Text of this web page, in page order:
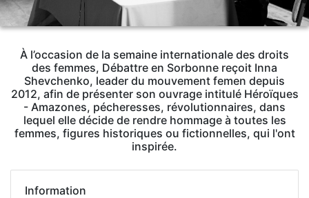
À l’occasion de la semaine internationale des droits
des femmes, Débattre en Sorbonne reçoit Inna
Shevchenko, leader du mouvement femen depuis
2012, afin de présenter son ouvrage intitulé Héroïques
- Amazones, pécheresses, révolutionnaires, dans
lequel elle décide de rendre hommage à toutes les
femmes, figures historiques ou fictionnelles, qui l'ont
inspirée.
Information